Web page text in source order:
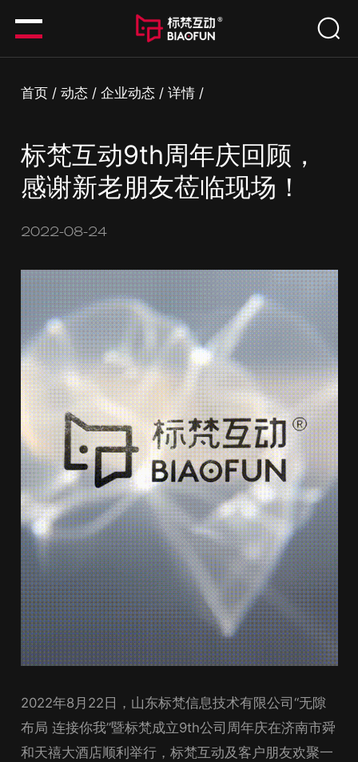
首页 /动态 /企业动态 /详情 /
标梵互动9th周年庆回顾，
感谢新老朋友莅临现场！
2022-08-24
2022年8月22日，山东标梵信息技术有限公司“无隙
布局 连接你我”暨标梵成立9th公司周年庆在济南市舜
和天禧大酒店顺利举行，标梵互动及客户朋友欢聚一